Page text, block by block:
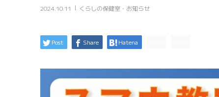
2024.10.11 くらしの保健室・お知らせ
Post Share Hatena